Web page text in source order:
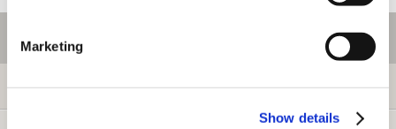
Marketing
Show details
ご利用情報
初めての方へ